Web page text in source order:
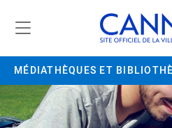
MÉDIATHÈQUES ET